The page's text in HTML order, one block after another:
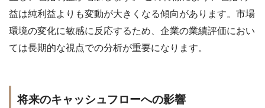
益は純利益よりも変動が大きくなる傾向があります。市場
環境の変化に敏感に反応するため、企業の業績評価におい
ては長期的な視点での分析が重要になります。
将来のキャッシュフローへの影響